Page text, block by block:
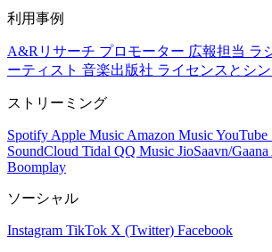
利用事例
A&Rリサーチ プロモーター 広報担当 ラ
ーティスト 音楽出版社 ライセンスとシン
ストリーミング
Spotify Apple Music Amazon MusicYouTube
SoundCloud Tidal QQ Music JioSaavn/Gaana
Boomplay
ソーシャル
Instagram TikTok X (Twitter) Facebook